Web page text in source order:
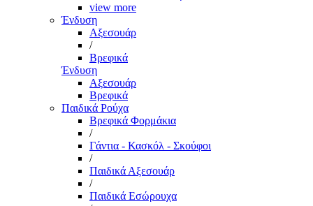
view more
Ένδυση
Αξεσουάρ
/
Βρεφικά
Ένδυση
Αξεσουάρ
Βρεφικά
Παιδικά Ρούχα
Βρεφικά Φορμάκια
/
Γάντια - Κασκόλ - Σκούφοι
/
Παιδικά Αξεσουάρ
/
Παιδικά Εσώρουχα